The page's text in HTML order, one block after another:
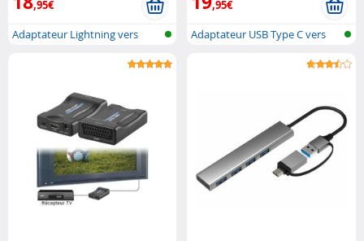
,95€
Adaptateur Lightning vers
,95€
Adaptateur USB Type C vers